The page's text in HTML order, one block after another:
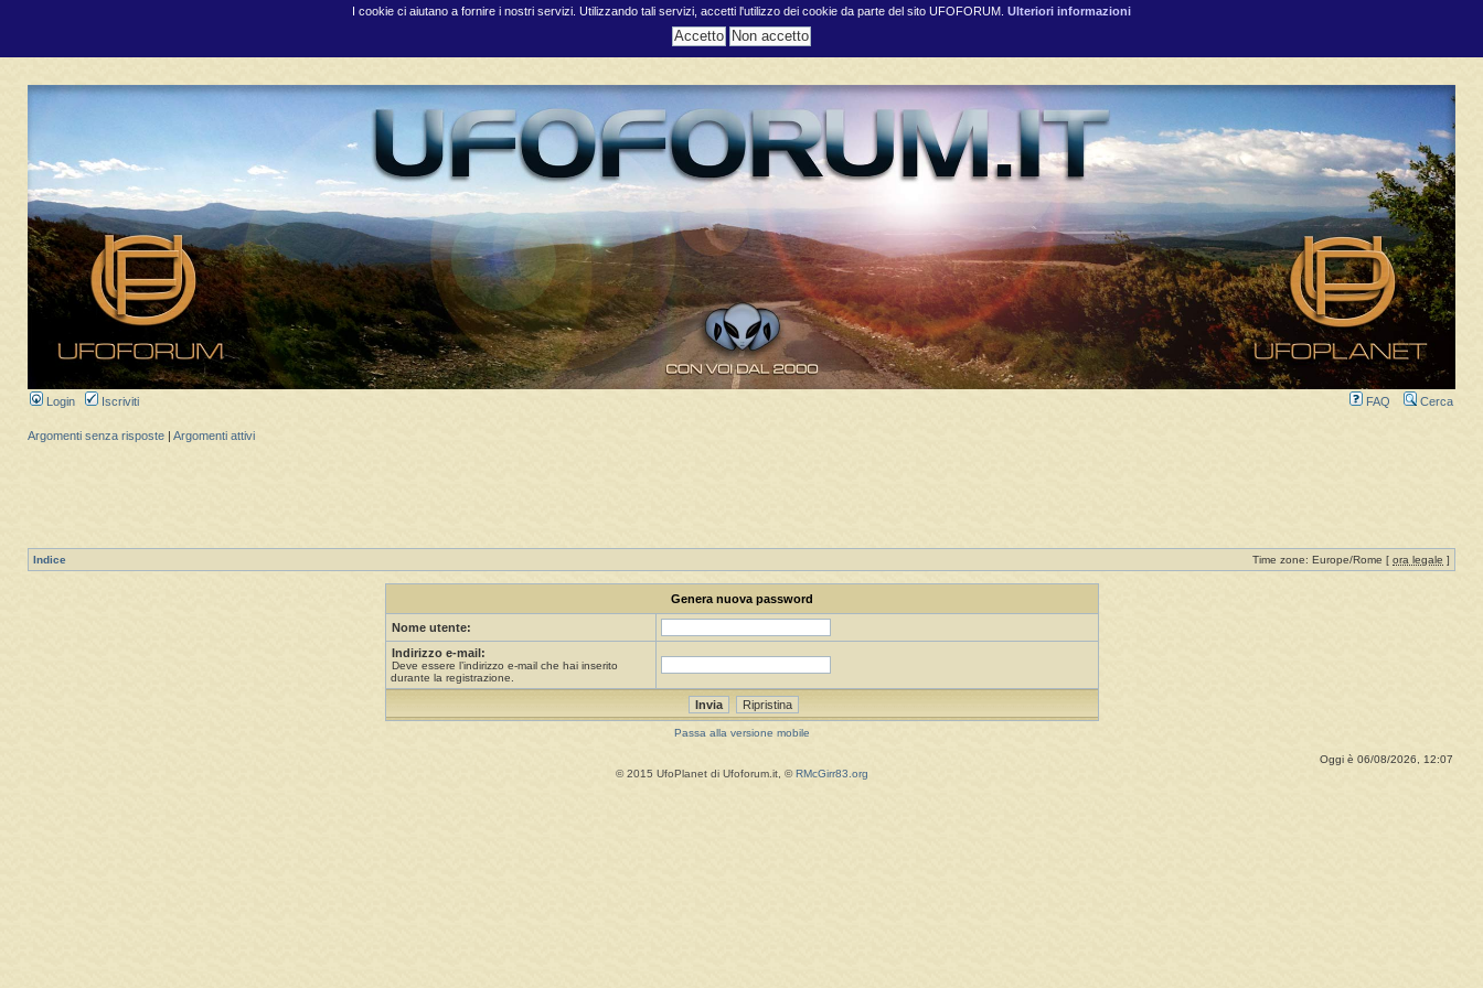
I cookie ci aiutano a fornire i nostri servizi. Utilizzando tali servizi, accetti l'utilizzo dei cookie da parte del sito UFOFORUM. Ulteriori informazioni
Login Iscriviti FAQ Cerca
Argomenti senza risposte Argomenti attivi
Indice Time zone: Europe/Rome [ ora legale ]
Genera nuova password
Nome utente:
Indirizzo e-mail:
Deve essere l’indirizzo e-mail che hai inserito
durante la registrazione.
Passa alla versione mobile
Oggi è 06/08/2026, 12:07
© 2015 UfoPlanet di Ufoforum.it, © RMcGirr83.org